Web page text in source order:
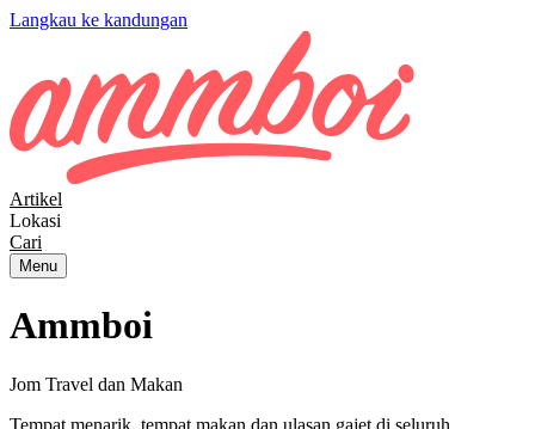
Langkau ke kandungan
Artikel
Lokasi
Cari
Menu
Ammboi
Jom Travel dan Makan
Tempat menarik, tempat makan dan ulasan gajet di seluruh